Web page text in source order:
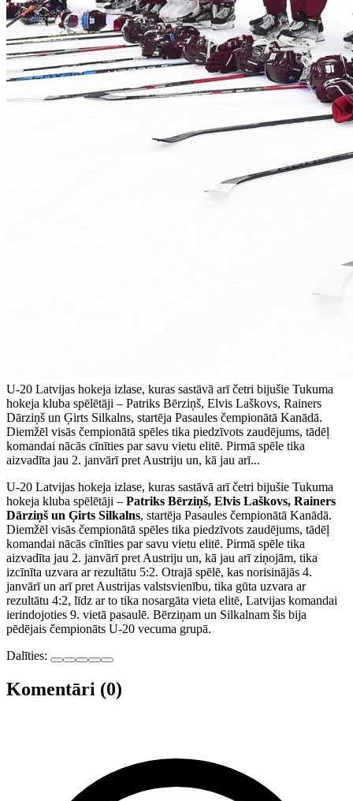
U-20 Latvijas hokeja izlase, kuras sastāvā arī četri bijušie Tukuma
hokeja kluba spēlētāji – Patriks Bērziņš, Elvis Laškovs, Rainers
Dārziņš un Ģirts Silkalns, startēja Pasaules čempionātā Kanādā.
Diemžēl visās čempionātā spēles tika piedzīvots zaudējums, tādēļ
komandai nācās cīnīties par savu vietu elitē. Pirmā spēle tika
aizvadīta jau 2. janvārī pret Austriju un, kā jau arī...
U-20 Latvijas hokeja izlase, kuras sastāvā arī četri bijušie Tukuma
hokeja kluba spēlētāji – Patriks Bērziņš, Elvis Laškovs, Rainers
Dārziņš un Ģirts Silkalns, startēja Pasaules čempionātā Kanādā.
Diemžēl visās čempionātā spēles tika piedzīvots zaudējums, tādēļ
komandai nācās cīnīties par savu vietu elitē. Pirmā spēle tika
aizvadīta jau 2. janvārī pret Austriju un, kā jau arī ziņojām, tika
izcīnīta uzvara ar rezultātu 5:2. Otrajā spēlē, kas norisinājās 4.
janvārī un arī pret Austrijas valstsvienību, tika gūta uzvara ar
rezultātu 4:2, līdz ar to tika nosargāta vieta elitē, Latvijas komandai
ierindojoties 9. vietā pasaulē. Bērziņam un Silkalnam šis bija
pēdējais čempionāts U-20 vecuma grupā.
Dalīties:
Komentāri (0)